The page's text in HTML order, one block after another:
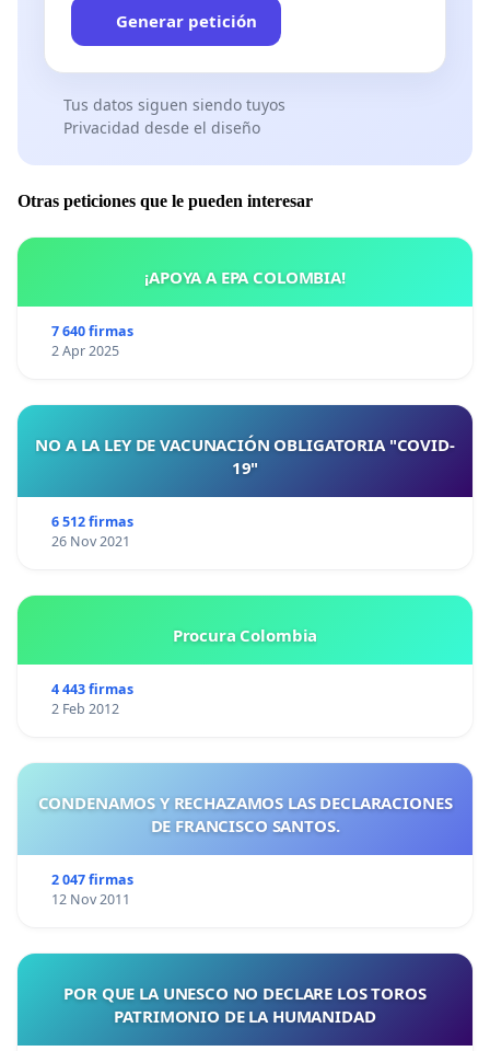
Generar petición
Tus datos siguen siendo tuyos
Privacidad desde el diseño
Otras peticiones que le pueden interesar
¡APOYA A EPA COLOMBIA!
7 640 firmas
2 Apr 2025
NO A LA LEY DE VACUNACIÓN OBLIGATORIA "COVID-
19"
6 512 firmas
26 Nov 2021
Procura Colombia
4 443 firmas
2 Feb 2012
CONDENAMOS Y RECHAZAMOS LAS DECLARACIONES
DE FRANCISCO SANTOS.
2 047 firmas
12 Nov 2011
POR QUE LA UNESCO NO DECLARE LOS TOROS
PATRIMONIO DE LA HUMANIDAD